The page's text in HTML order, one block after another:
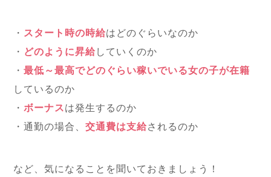
・ スタート時の時給はどのぐらいなのか
・ どのように昇給 していくのか
・最低～最高でどのぐらい稼いでいる女の子が在籍
しているのか
・ ボーナスは発生するのか
・通勤の場合、交通費は支給されるのか
など、気になることを聞いておきましょう！